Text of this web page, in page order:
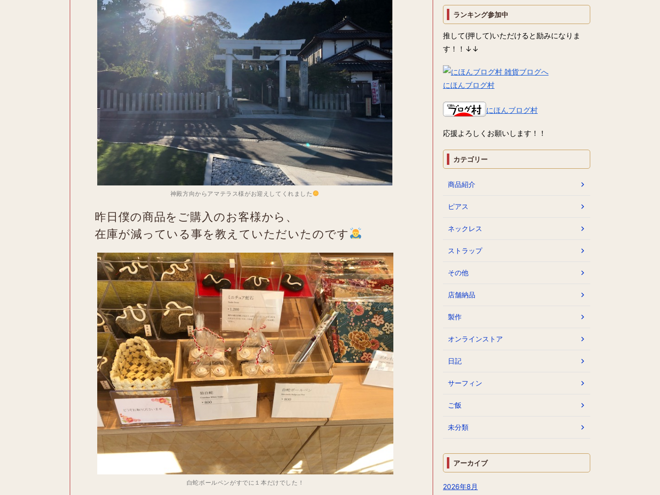
神殿方向からアマテラス様がお迎えしてくれました
昨日僕の商品をご購入のお客様から、
在庫が減っている事を教えていただいたのです
白蛇ボールペンがすでに１本だけでした！
ランキング参加中
推して(押して)いただけると励みになりま
す！！↓↓
にほんブログ村
にほんブログ村
応援よろしくお願いします！！
カテゴリー
商品紹介
ピアス
ネックレス
ストラップ
その他
店舗納品
製作
オンラインストア
日記
サーフィン
ご飯
未分類
アーカイブ
2026年8月